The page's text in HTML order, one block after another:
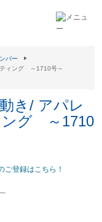
バー
ティング ～1710号～
き/ アパレ
ング ～1710
ご登録はこちら！